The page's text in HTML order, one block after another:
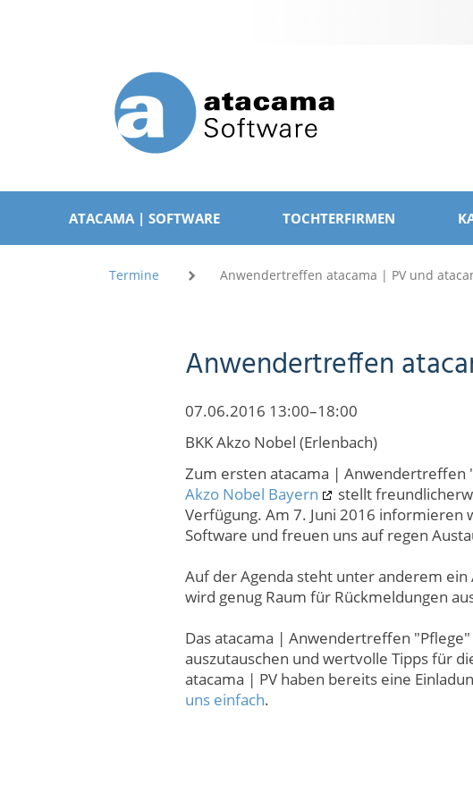
NAVIGATION
ÜBERSPRINGENATACAMA | SOFTWARE TOCHTERFIRMEN
Termine Anwendertreffen atacama | PV und
Anwendertreffen
07.06.2016 13:00–18:00
BKK Akzo Nobel (Erlenbach)
Zum ersten atacama | Anwendertreffen
Akzo Nobel Bayern
stellt
Verfügung. Am 7. Juni 2016 informieren
Software und freuen uns auf regen
Auf der Agenda steht unter anderem
wird genug Raum für Rückmeldungen
Das atacama | Anwendertreffen
auszutauschen und wertvolle Tipps für
atacama | PV haben bereits eine
uns einfach.